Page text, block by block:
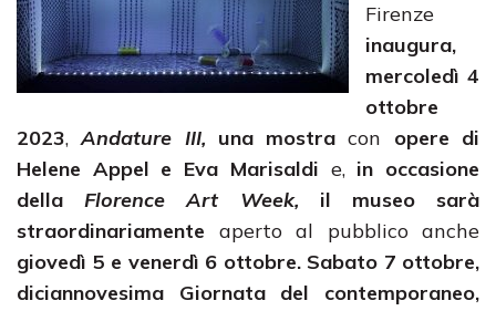
Firenze
inaugura,
mercoledì 4
ottobre
2023,Andature III, una mostra con opere di
Helene Appel e Eva Marisaldi e, in occasione
dellaFlorence Art Week, il museo sarà
straordinariamente aperto al pubblico anche
giovedì 5 e venerdì 6 ottobre. Sabato 7 ottobre,
diciannovesima Giornata del contemporaneo,